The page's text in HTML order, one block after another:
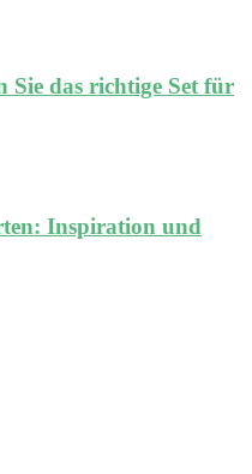
Sie das richtige Set für
Inspiration und